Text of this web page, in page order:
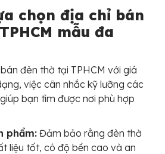
chọn địa chỉ bán
mẫu đa
đèn thờ tại TPHCM với giá
việc cân nhắc kỹ lưỡng các
bạn tìm được nơi phù hợp
phẩm: Đảm bảo rằng đèn thờ
liệu tốt, có độ bền cao và an